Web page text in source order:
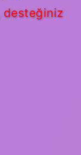
desteğiniz